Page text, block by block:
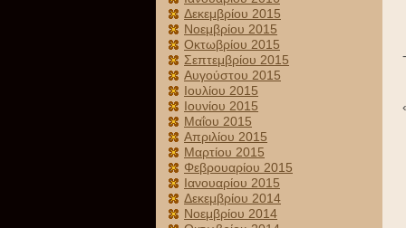
Δεκεμβρίου 2015
Νοεμβρίου 2015
Οκτωβρίου 2015
Σεπτεμβρίου 2015
Αυγούστου 2015
Ιουλίου 2015
Ιουνίου 2015
Μαΐου 2015
Απριλίου 2015
Μαρτίου 2015
Φεβρουαρίου 2015
Ιανουαρίου 2015
Δεκεμβρίου 2014
Νοεμβρίου 2014
-